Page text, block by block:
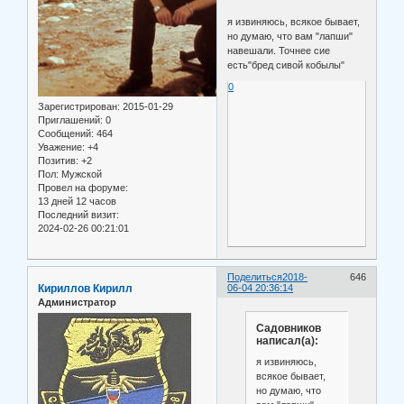
Зарегистрирован: 2015-01-29
Приглашений: 0
Сообщений: 464
Уважение: +4
Позитив: +2
Пол: Мужской
Провел на форуме:
13 дней 12 часов
Последний визит:
2024-02-26 00:21:01
я извиняюсь, всякое бывает,
но думаю, что вам "лапши"
навешали. Точнее сие
есть"бред сивой кобылы"
0
Поделиться 646
2018-
06-04 20:36:14
Кириллов Кирилл
Администратор
Садовников
написал(а):
я извиняюсь,
всякое бывает,
но думаю, что